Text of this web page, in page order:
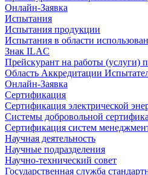
Онлайн-Заявка
Испытания
Испытания продукции
Испытания в области
Знак ILAC
Прейскурант на работы (услуги)
Область Аккредитации
Онлайн-Заявка
Сертификация
Сертификация электрической
Системы добровольной
Сертификация систем
Научная деятельность
Научные подразделения
Научно-технический совет
Государственная служба